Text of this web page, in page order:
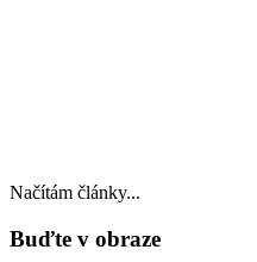
Načítám články...
Buďte v obraze